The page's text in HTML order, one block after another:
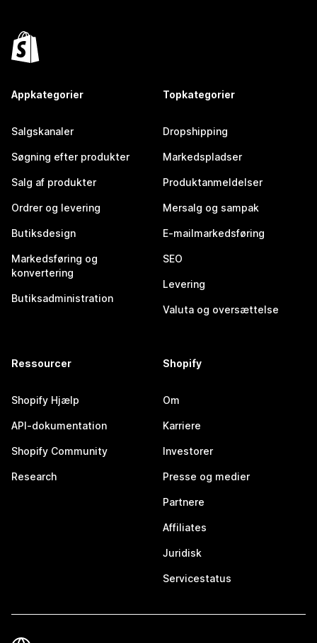
Appkategorier
Salgskanaler
Søgning efter produkter
Salg af produkter
Ordrer og levering
Butiksdesign
Markedsføring og
konvertering
Butiksadministration
Topkategorier
Dropshipping
Markedspladser
Produktanmeldelser
Mersalg og sampak
E-mailmarkedsføring
SEO
Levering
Valuta og oversættelse
Ressourcer
Shopify Hjælp
API-dokumentation
Shopify Community
Research
Shopify
Om
Karriere
Investorer
Presse og medier
Partnere
Affiliates
Juridisk
Servicestatus